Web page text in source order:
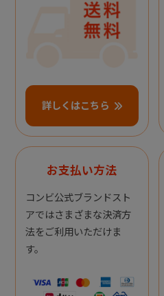
詳しくはこちら
お支払い方法
コンビ公式ブランドスト
アではさまざまな決済方
法をご利用いただけま
す。